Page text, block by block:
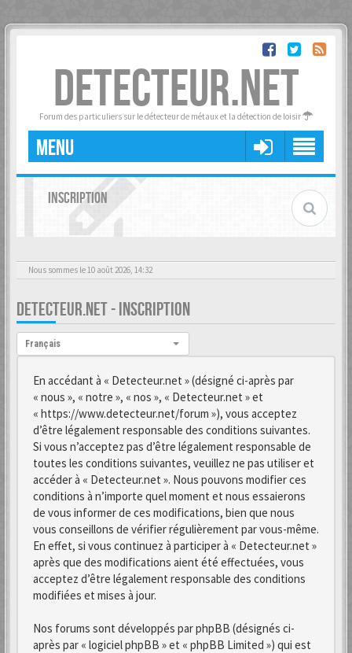
DETECTEUR.NET
Forum des particuliers sur le détecteur de métaux et la détection de loisir
MENU
INSCRIPTION
Nous sommes le 10 août 2026, 14:32
DETECTEUR.NET - INSCRIPTION
Langue :
Français
En accédant à « Detecteur.net » (désigné ci-après par
« nous », « notre », « nos », « Detecteur.net » et
« https://www.detecteur.net/forum »), vous acceptez
d’être légalement responsable des conditions suivantes.
Si vous n’acceptez pas d’être légalement responsable de
toutes les conditions suivantes, veuillez ne pas utiliser et
accéder à « Detecteur.net ». Nous pouvons modifier ces
conditions à n’importe quel moment et nous essaierons
de vous informer de ces modifications, bien que nous
vous conseillons de vérifier régulièrement par vous-même.
En effet, si vous continuez à participer à « Detecteur.net »
après que des modifications aient été effectuées, vous
acceptez d’être légalement responsable des conditions
modifiées et mises à jour.
Nos forums sont développés par phpBB (désignés ci-
après par « logiciel phpBB » et « phpBB Limited ») qui est